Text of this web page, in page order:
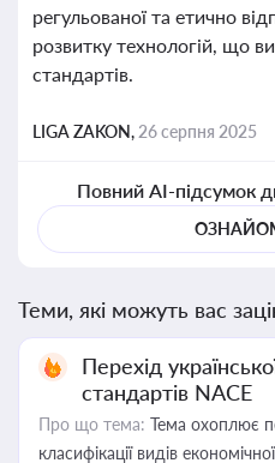
регульованої та етично
розвитку технологій, що
стандартів.
LIGA ZAKON, 26 серпня 2025
Повний AI-підсумок
Теми, які можуть вас
Перехід
стандартів NACE
Про що тема: Тема охоплює
класифікації видів